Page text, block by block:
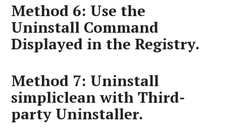
Method 6: Use the
Uninstall Command
Displayed in the Registry.
Method 7: Uninstall
simpliclean with Third-
party Uninstaller.